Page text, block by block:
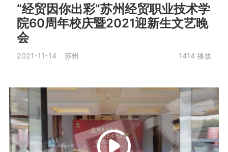
“经贸因你出彩”苏州经贸职业技术学
院60周年校庆暨2021迎新生文艺晚
会
2021-11-14 苏州 1414 播放